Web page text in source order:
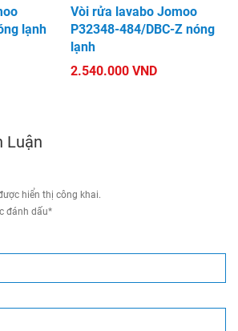
lạnh
Vòi rửa lavabo Jomoo
P32348-484/DBC-Z nóng
lạnh
2.540.000 VND
Luận
hiển thị công khai.
đánh dấu*